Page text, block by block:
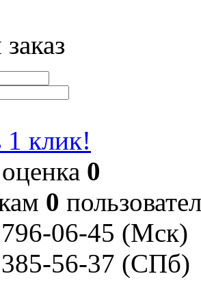
1 клик!
0
0
06-45 (Мск)
56-37 (СПб)